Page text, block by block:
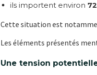
ils importent environ
Cette situation est
Les éléments présentés
Une tension